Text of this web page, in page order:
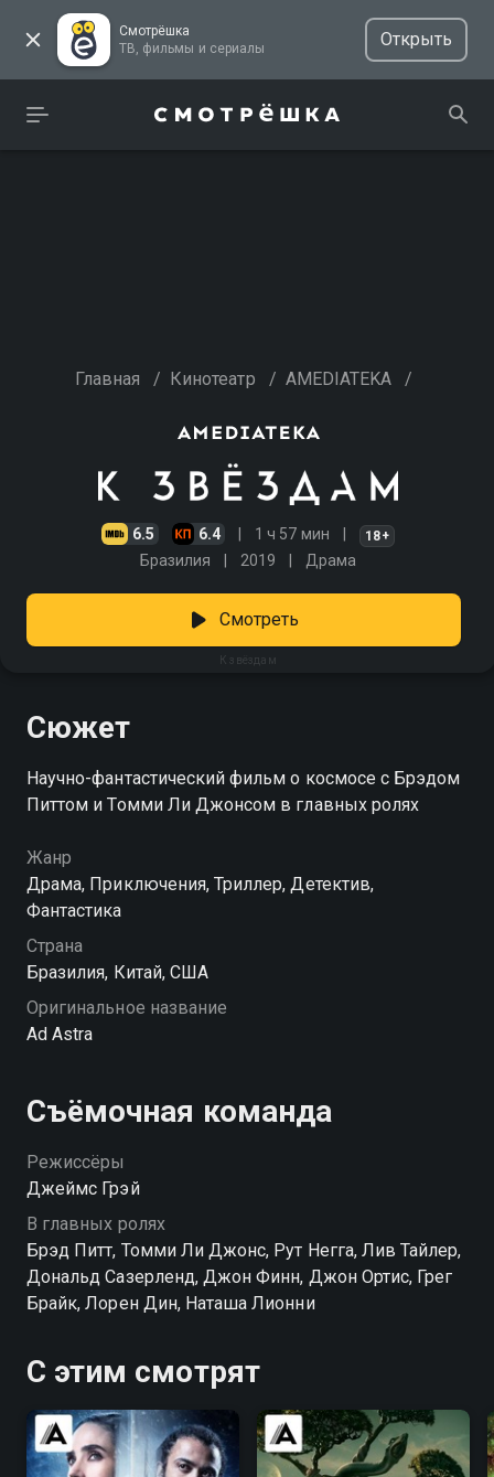
Смотрёшка
ТВ, фильмы и сериалы
Открыть
Главная / Кинотеатр / AMEDIATEKA /
6.5 6.4 1 ч 57 мин 18+
Бразилия 2019 Драма
К звёздам
Смотреть
Сюжет
Научно-фантастический фильм о космосе c Брэдом
Питтом и Томми Ли Джонсом в главных ролях
Жанр
Драма, Приключения, Триллер, Детектив,
Фантастика
Страна
Бразилия, Китай, США
Оригинальное название
Ad Astra
Съёмочная команда
Режиссёры
Джеймс Грэй
В главных ролях
Брэд Питт, Томми Ли Джонс, Рут Негга, Лив Тайлер,
Дональд Сазерленд, Джон Финн, Джон Ортис, Грег
Брайк, Лорен Дин, Наташа Лионни
С этим смотрят